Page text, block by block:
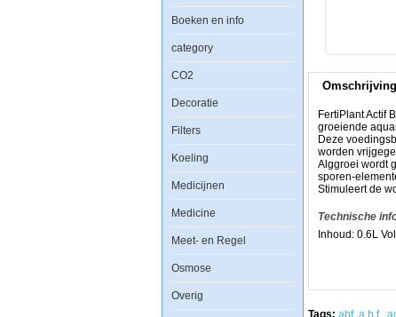
Boeken en info
category
CO2
Decoratie
Filters
Koeling
Medicijnen
Medicine
Meet- en Regel
Osmose
Overig
Formula
complete,
lang
werkende
voedingsbodem
voor
snel
en
traag
aquariumplanten.
voedingsbodem
verschillende
die
Omschrijving
FertiPlant Actif
groeiende
Deze
worden
Alggroei wordt
sporen-
Stimuleert de
Technische
Inhoud: 0.6L
Tags: abf, a.b.f.,